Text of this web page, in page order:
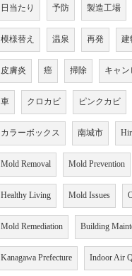
日当たり 予防 製造工場
模様替え 温泉 再発 建
皮膚炎 癌 掃除 キャン
車 クロカビ ピンクカビ
カラーボックス 南城市
Mold Removal Mold Prevention
Healthy Living Mold Issues
Mold Remediation Building
Kanagawa Prefecture Indoor Air